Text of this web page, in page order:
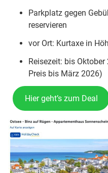
Parkplatz gegen
reservieren
vor Ort: Kurtaxe in
Reisezeit: bis
Preis bis März 2026)
Hier geht’s zum Deal